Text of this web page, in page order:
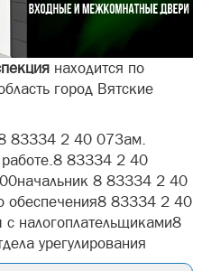
находится по
город Вятские
83334 2 40 07Зам.
работе.8 83334 2 40
8 83334 2 40
обеспечения8 83334 2 40
налогоплательщиками8
урегулирования
отделв